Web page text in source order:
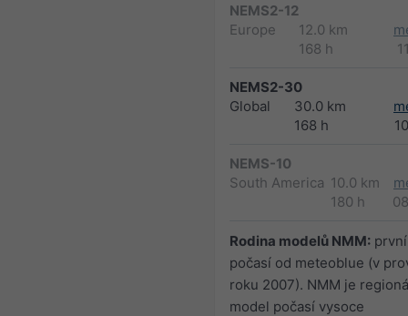
NEMS2-12
Europe
12.0 km
168 h
NEMS2-30
Global
30.0 km
168 h
NEMS-10
South America 10.0 km
180 h
Rodina modelů NMM:
počasí od meteoblue (v
roku 2007). NMM je
model počasí vysoce